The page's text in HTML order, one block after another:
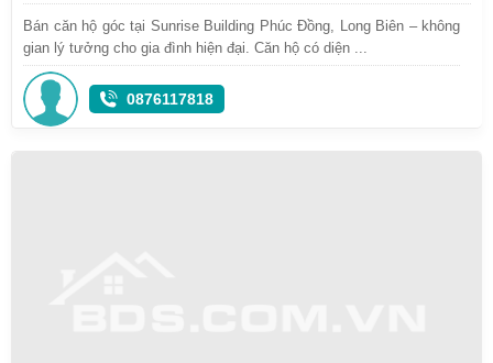
Bán căn hộ góc tại Sunrise Building Phúc Đồng, Long Biên – không
gian lý tưởng cho gia đình hiện đại. Căn hộ có diện ...
0876117818